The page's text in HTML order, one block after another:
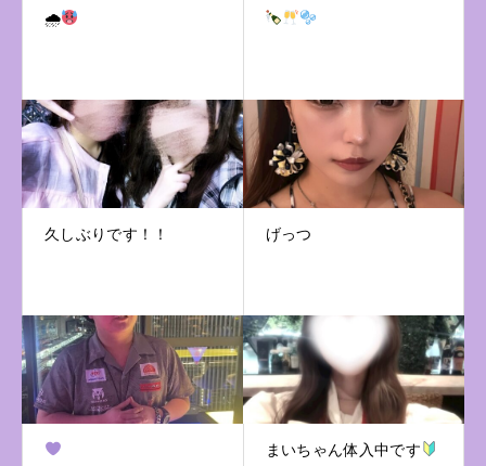
🌧
久しぶりです！！ げっつ
まいちゃん体入中です